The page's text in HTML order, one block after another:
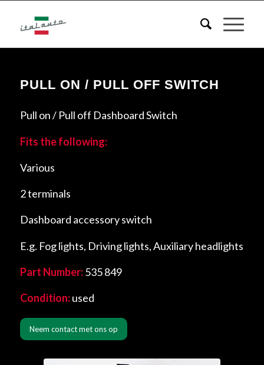
PULL ON / PULL OFF SWITCH
Pull on / Pull off Dashboard Switch
Fits the following:
Various
2 terminals
Dashboard accessory switch
E.g. Fog lights, Driving lights, Auxiliary headlights
Part Number:535 849
Condition:used
Neem contact met ons op